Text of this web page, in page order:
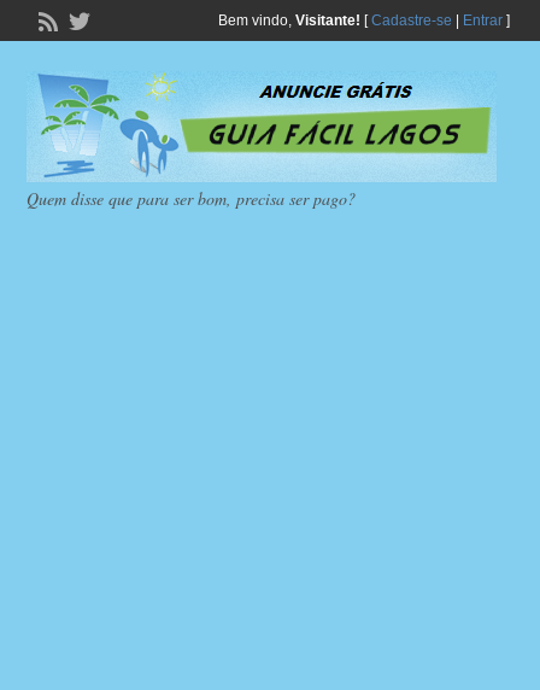
Bem vindo, Visitante! [Cadastre-se Entrar]
Quem disse que para ser bom, precisa ser pago?